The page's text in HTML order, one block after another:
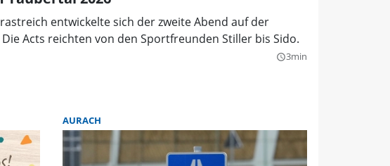
entwickelte sich der zweite Abend auf der
Acts reichten von den Sportfreunden Stiller bis Sido.
query_builder3min
AURACH